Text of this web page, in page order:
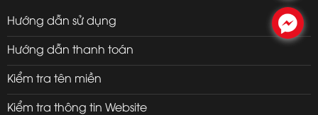
Hướng dẫn sử dụng
Hướng dẫn thanh toán
Kiểm tra tên miền
Kiểm tra thông tin Website
.